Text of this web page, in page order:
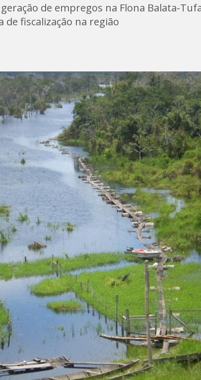
de empregos na Flona Balata-
fiscalização na região